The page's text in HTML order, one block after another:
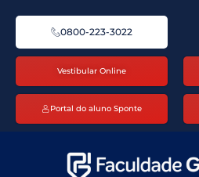
0800-223-3022
Vestibular Online
Portal do aluno Sponte